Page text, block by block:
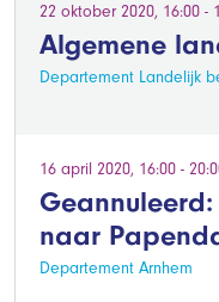
22 oktober 2020, 16:00 -
Algemene
Departement Landelijk
16 april 2020, 16:00 -
Geannuleerd:
naar
Departement Arnhem